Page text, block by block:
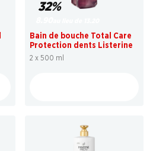
32%
Bain de bouche Total Care
Protection dents Listerine
2 x 500 ml